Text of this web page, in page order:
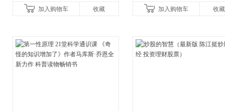
加入购物车 收藏
加入购物车
收藏